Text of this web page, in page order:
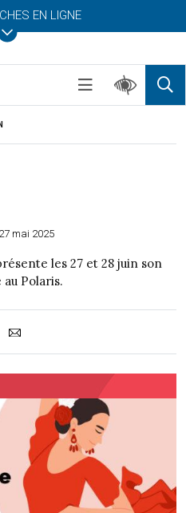
EN LIGNE
mai 2025
les 27 et 28 juin son
au Polaris.